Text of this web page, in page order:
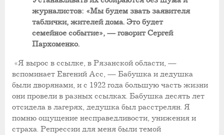
журналистов: «Мы будем звать заявителя
таблички, жителей дома. Это будет
семейное событие», — говорит Сергей
Пархоменко.
«Я вырос в ссылке, в Рязанской области, —
вспоминает Евгений Асс, — Бабушка и дедушка
были дворянами, и с 1922 года большую часть жизни
они провели в разных ссылках. Бабушка десять лет
отсидела в лагерях, дедушка был расстрелян. Я
помню ощущение несправедливости, унижения и
страха. Репрессии для меня были темой